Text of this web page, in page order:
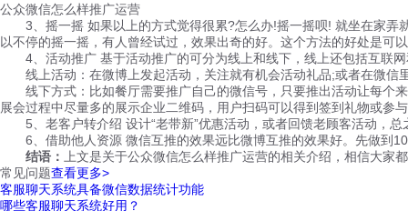
公众微信怎么样推广运营
3、摇一摇 如果以上的方式觉得很累?怎么办!摇一摇呗! 就坐在家弄
以不停的摇一摇，有人曾经试过，效果出奇的好。这个方法的好处是
4、活动推广 基于活动推广的可分为线上和线下，线上还包括互联网
线上活动：在微博上发起活动，关注就有机会活动礼品;或者在微信
线下方式：比如餐厅需要推广自己的微信号，只要推出活动让每个
展会过程中尽量多的展示企业二维码，用户扫码可以得到签到礼物或参
5、老客户转介绍 设计“老带新”优惠活动，或者回馈老顾客活动，总
6、借助他人资源 微信互推的效果远比微博互推的效果好。先做到
结语：
上文是关于公众微信怎么样推广运营的相关介绍，相信大
常见问题查看更多>
客服聊天系统具备微信数据统计功能
哪些客服聊天系统好用？